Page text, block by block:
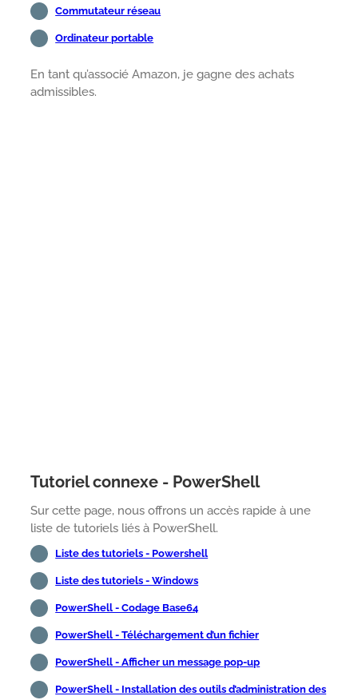
Commutateur réseau
Ordinateur portable
En tant qu’associé Amazon, je gagne des achats
admissibles.
Tutoriel connexe - PowerShell
Sur cette page, nous offrons un accès rapide à une
liste de tutoriels liés à PowerShell.
Liste des tutoriels - Powershell
Liste des tutoriels - Windows
PowerShell - Codage Base64
PowerShell - Téléchargement d’un fichier
PowerShell - Afficher un message pop-up
PowerShell - Installation des outils d’administration des